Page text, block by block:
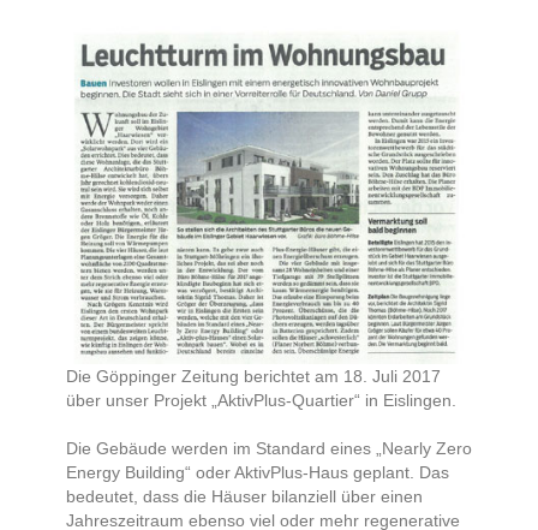
Die Göppinger Zeitung berichtet am 18. Juli 2017
über unser Projekt „AktivPlus-Quartier“ in Eislingen.
Die Gebäude werden im Standard eines „Nearly Zero
Energy Building“ oder AktivPlus-Haus geplant. Das
bedeutet, dass die Häuser bilanziell über einen
Jahreszeitraum ebenso viel oder mehr regenerative